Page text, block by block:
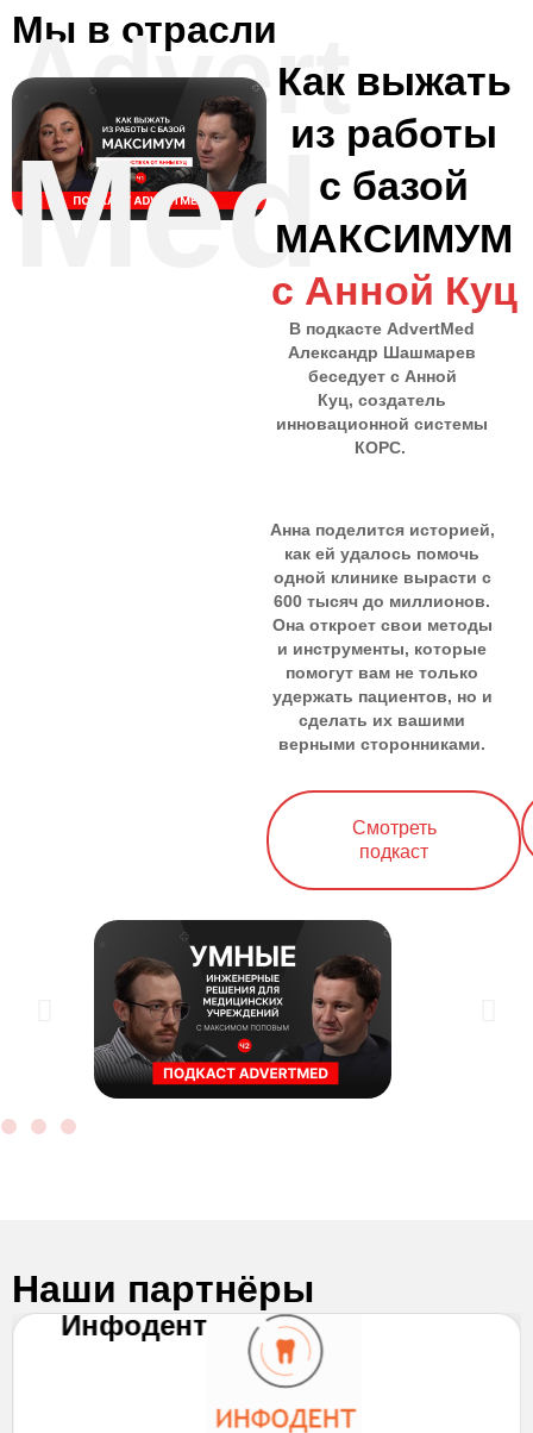
Мы в отрасли
Advert
Med
Как выжать
из работы
с базой
МАКСИМУМ
с Анной Куц
В подкасте AdvertMed
Александр Шашмарев
беседует с Анной
Куц, создатель
инновационной системы
КОРС.
Анна поделится историей,
как ей удалось помочь
одной клинике вырасти с
600 тысяч до миллионов.
Она откроет свои методы
и инструменты, которые
помогут вам не только
удержать пациентов, но и
сделать их вашими
верными сторонниками.
Cмотреть
подкаст
Наши партнёры
Инфодент